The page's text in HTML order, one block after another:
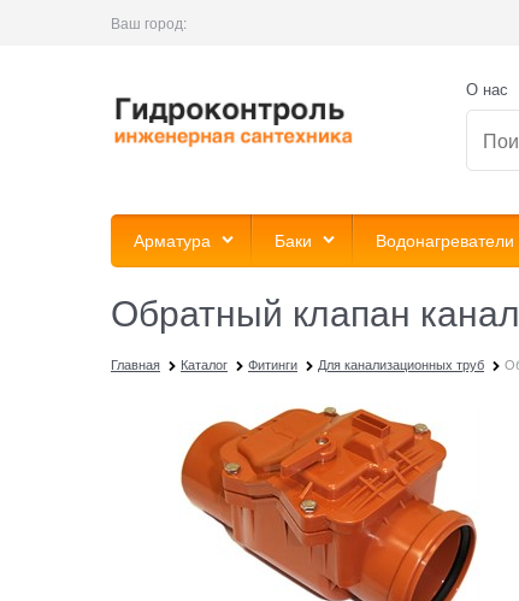
Ваш город:
О нас
Арматура Баки Водонагреватели
Обратный клапан
Главная Каталог Фитинги Для канализационных труб